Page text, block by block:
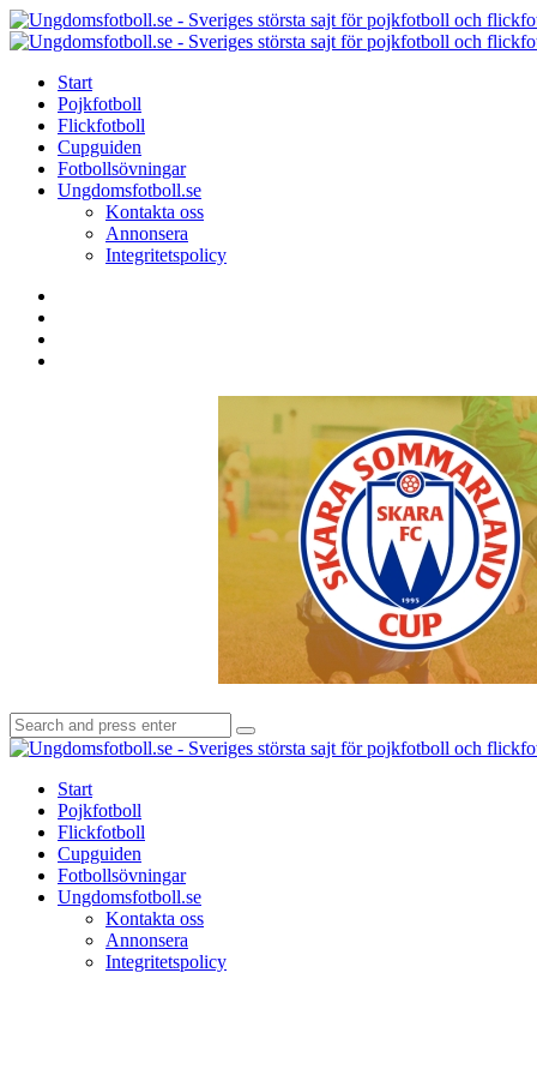
Menu
Search
Menu
Start
Pojkfotboll
Flickfotboll
Cupguiden
Fotbollsövningar
Ungdomsfotboll.se
Kontakta oss
Annonsera
Integritetspolicy
Search
for:
Search
Start
Pojkfotboll
Flickfotboll
Cupguiden
Fotbollsövningar
Ungdomsfotboll.se
Kontakta oss
Annonsera
Integritetspolicy